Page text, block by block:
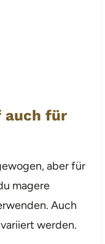
auch für
aber für
magere
Auch
werden.